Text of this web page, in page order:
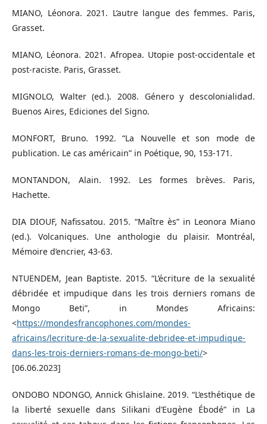
MIANO, Léonora. 2021. L’autre langue des femmes. Paris,
Grasset.
MIANO, Léonora. 2021. Afropea. Utopie post-occidentale et
post-raciste. Paris, Grasset.
MIGNOLO, Walter (ed.). 2008. Género y descolonialidad.
Buenos Aires, Ediciones del Signo.
MONFORT, Bruno. 1992. “La Nouvelle et son mode de
publication. Le cas américain” in Poétique, 90, 153-171.
MONTANDON, Alain. 1992. Les formes brèves. Paris,
Hachette.
DIA DIOUF, Nafissatou. 2015. “Maître ès” in Leonora Miano
(ed.). Volcaniques. Une anthologie du plaisir. Montréal,
Mémoire d’encrier, 43-63.
NTUENDEM, Jean Baptiste. 2015. “L’écriture de la sexualité
débridée et impudique dans les trois derniers romans de
Mongo Beti”, in Mondes Africains:
<https://mondesfrancophones.com/mondes-
africains/lecriture-de-la-sexualite-debridee-et-impudique-
dans-les-trois-derniers-romans-de-mongo-beti/>
[06.06.2023]
ONDOBO NDONGO, Annick Ghislaine. 2019. “L’esthétique de
la liberté sexuelle dans Silikani d’Eugène Ébodé” in La